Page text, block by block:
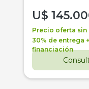
U$
Precio oferta sin
30% de entrega +
financiación